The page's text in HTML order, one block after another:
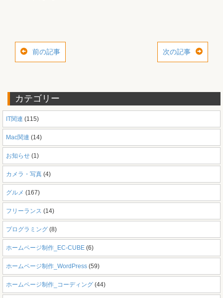
前の記事 次の記事
カテゴリー
IT関連 (115)
Mac関連 (14)
お知らせ (1)
カメラ・写真 (4)
グルメ (167)
フリーランス (14)
プログラミング (8)
ホームページ制作_EC-CUBE (6)
ホームページ制作_WordPress (59)
ホームページ制作_コーディング (44)